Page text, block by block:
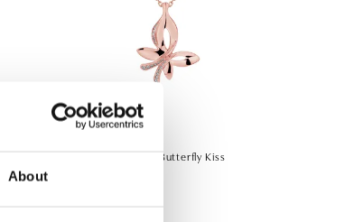
About
Prívesok s diamantmi Butterfly Kiss